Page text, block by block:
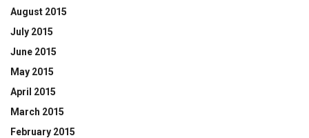
August 2015
July 2015
June 2015
May 2015
April 2015
March 2015
February 2015